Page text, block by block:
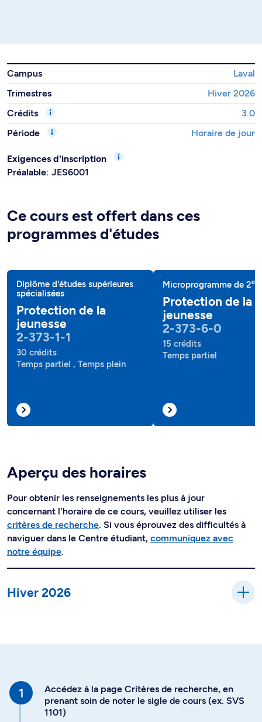
Campus
Laval
Trimestres
Hiver 2026
Crédits
3.0
Période
Horaire de jour
Exigences d'inscription
Préalable: JES6001
Ce cours est offert dans ces
programmes d'études
Diplôme d'études supérieures
spécialisées
Protection de la
jeunesse
2-373-1-1
30 crédits
Temps partiel , Temps plein
Microprogramme de 2e
Protection de la
jeunesse
2-373-6-0
15 crédits
Temps partiel
Aperçu des horaires
Pour obtenir les renseignements les plus à jour
concernant l'horaire de ce cours, veuillez utiliser les
critères de recherche. Si vous éprouvez des difficultés à
naviguer dans le Centre étudiant, communiquez avec
notre équipe.
Hiver 2026
Accédez à la page Critères de recherche, en
prenant soin de noter le sigle de cours (ex. SVS
1101)